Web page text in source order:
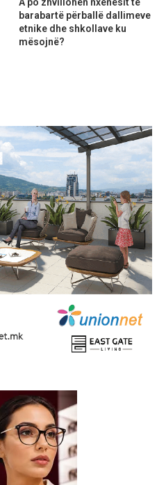
barabartë përballë dallimeve
etnike dhe shkollave ku
mësojnë?